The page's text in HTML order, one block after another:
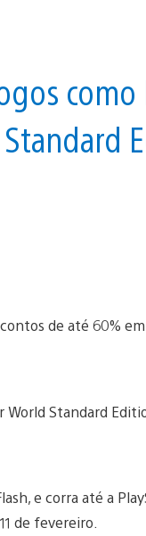
como
de até 60%
Standard
e corra até a
de fevereiro.